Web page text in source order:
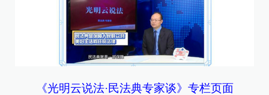
《光明云说法·民法典专家谈》专栏页面